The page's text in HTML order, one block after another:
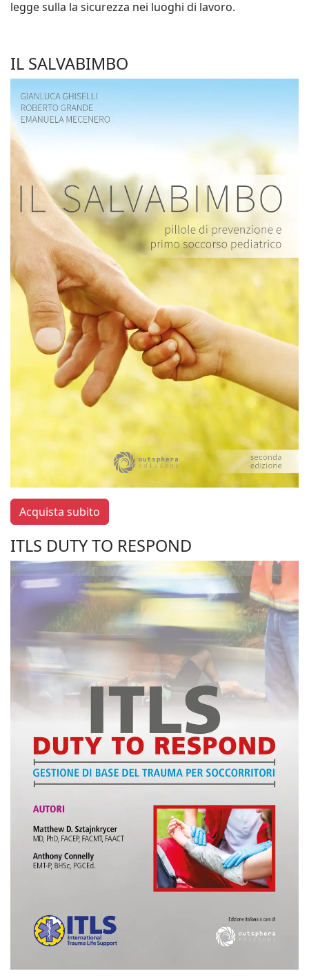
legge sulla la sicurezza nei luoghi di lavoro.
IL SALVABIMBO
Acquista subito
ITLS DUTY TO RESPOND